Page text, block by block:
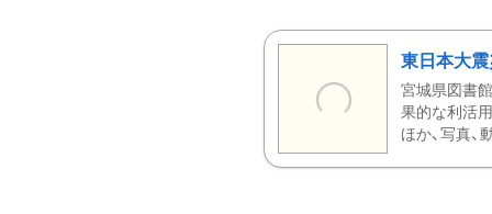
東日本大
宮城県図書
果的な利活
ほか、写真、